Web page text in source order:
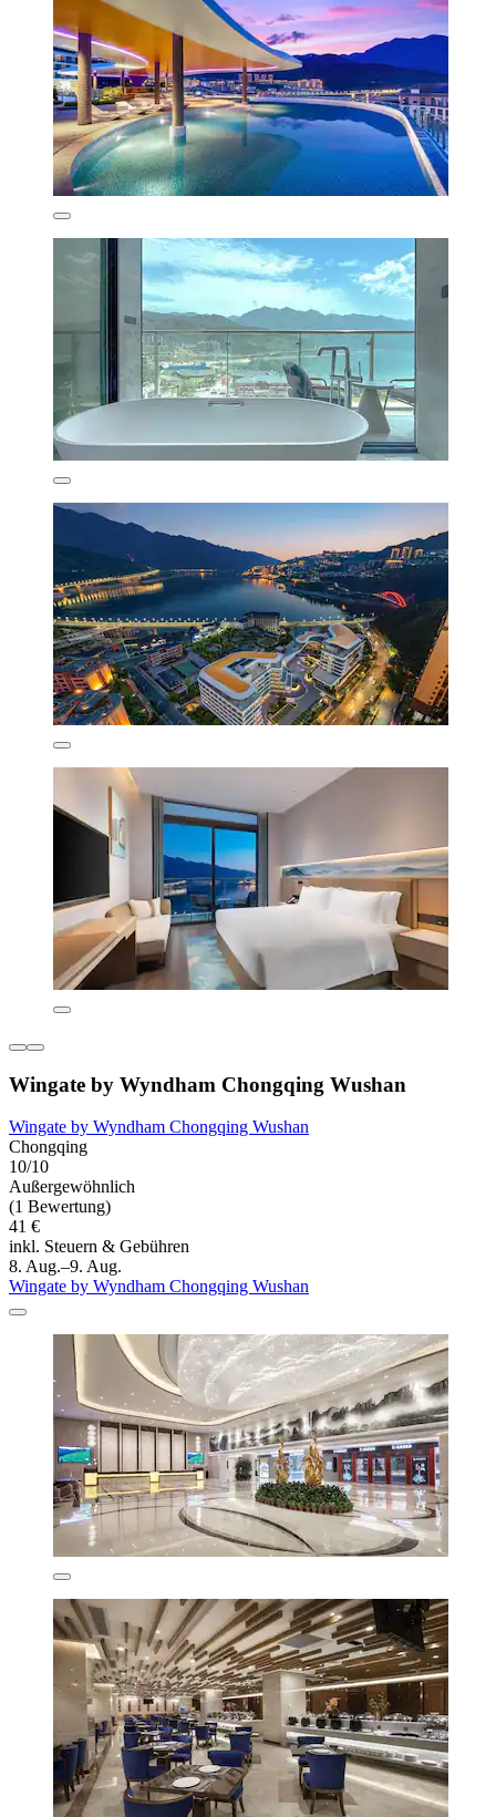
Wingate by Wyndham Chongqing Wushan
Wingate by Wyndham Chongqing Wushan
Chongqing
10/10
Außergewöhnlich
(1 Bewertung)
41 €
inkl. Steuern & Gebühren
8. Aug.–9. Aug.
Wingate by Wyndham Chongqing Wushan